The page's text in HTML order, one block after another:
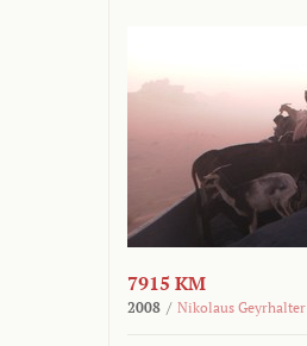
7915 KM
2008 / Nikolaus Geyrhalter